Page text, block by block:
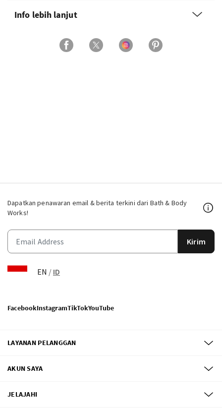
Info lebih lanjut
Dapatkan penawaran email & berita terkini dari Bath & Body
Works!
Kirim
EN / ID
FacebookInstagramTikTokYouTube
LAYANAN PELANGGAN
AKUN SAYA
JELAJAHI